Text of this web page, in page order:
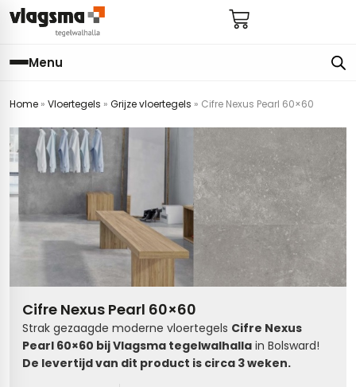
Menu
Home » Vloertegels » Grijze vloertegels » Cifre Nexus Pearl 60×60
Cifre Nexus Pearl 60×60
Strak gezaagde moderne vloertegels Cifre Nexus
Pearl 60×60 bij Vlagsma tegelwalhalla in Bolsward!
De levertijd van dit product is circa 3 weken.
badkamer
hal
toilet
woonkamer
badkamer
bijkeuken
hal
toilet
(tot €25)